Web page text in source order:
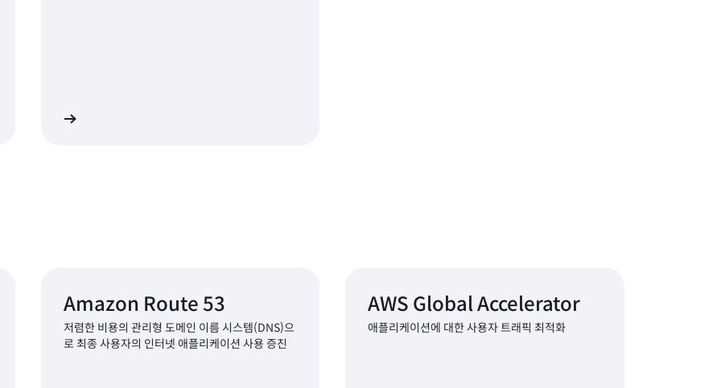
Amazon Route 53
저렴한 비용의 관리형 도메인 이름 시스템(DNS)으
로 최종 사용자의 인터넷 애플리케이션 사용 증진
AWS Global Accelerator
애플리케이션에 대한 사용자 트래픽 최적화